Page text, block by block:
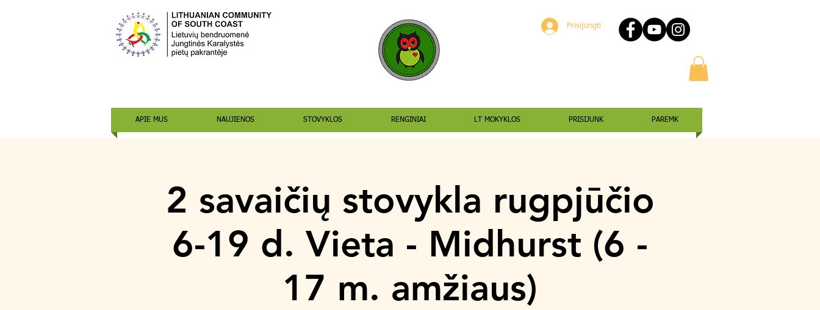
Prisijungti
APIE MUS NAUJIENOS STOVYKLOS RENGINIAI LT MOKYKLOS PRISIJUNK PAREMK
2 savaičių stovykla rugpjūčio
6-19 d. Vieta - Midhurst (6 -
17 m. amžiaus)